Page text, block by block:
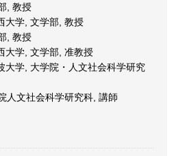
, 教授
大学, 文学部, 教授
, 教授
大学, 文学部, 准教授
大学, 大学院・人文社会科学研究
人文社会科学研究科, 講師